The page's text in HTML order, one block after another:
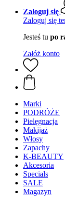
Zaloguj się
Zaloguj się
Jesteś tu po
Załóż konto
Marki
PODRÓŻE
Pielęgnacja
Makijaż
Włosy
Zapachy
K-BEAUTY
Akcesoria
Specials
SALE
Magazyn